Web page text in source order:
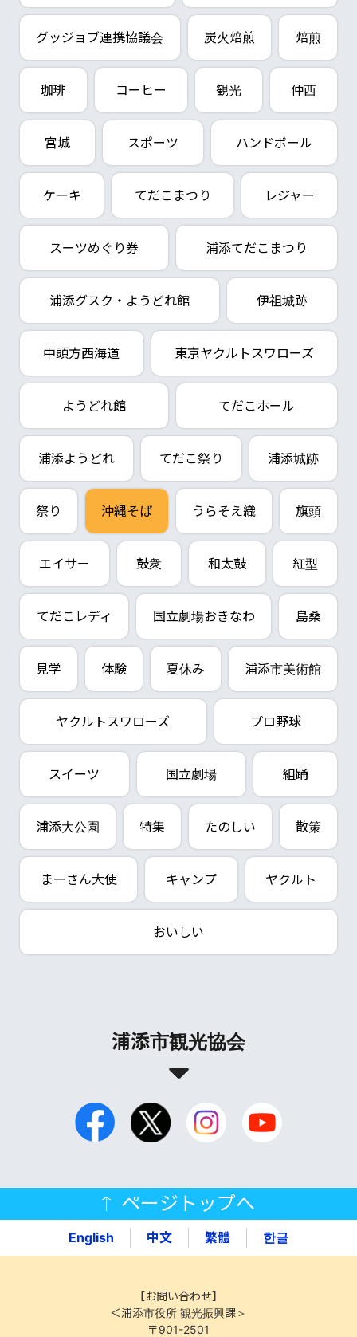
グッジョブ連携協議会 炭火焙煎 焙煎
珈琲 コーヒー 観光 仲西
宮城 スポーツ ハンドボール
ケーキ てだこまつり レジャー
スーツめぐり券 浦添てだこまつり
浦添グスク・ようどれ館 伊祖城跡
中頭方西海道 東京ヤクルトスワローズ
ようどれ館 てだこホール
浦添ようどれ てだこ祭り 浦添城跡
祭り 沖縄そば うらそえ織 旗頭
エイサー 鼓衆 和太鼓 紅型
てだこレディ 国立劇場おきなわ 島桑
見学 体験 夏休み 浦添市美術館
ヤクルトスワローズ プロ野球
スイーツ 国立劇場 組踊
浦添大公園 特集 たのしい 散策
まーさん大使 キャンプ ヤクルト
おいしい
浦添市観光協会
ページトップへ
English 中文 繁體 한글
【お問い合わせ】
＜浦添市役所 観光振興課＞
〒901-2501